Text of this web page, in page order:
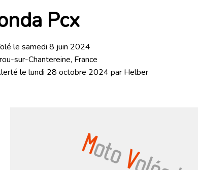
Pcx
le samedi 8 juin 2024
sur-Chantereine, France
le lundi 28 octobre 2024 par Helber